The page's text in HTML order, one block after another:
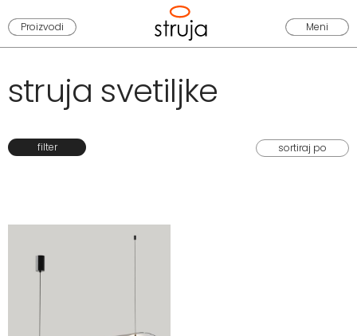
Proizvodi Meni
struja svetiljke
filter